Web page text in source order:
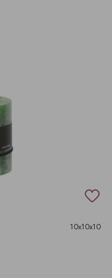
10x10x10